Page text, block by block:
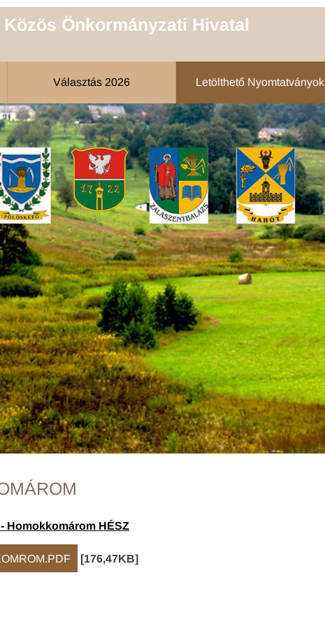
Közös Önkormányzati Hivatal
Választás 2026 Letölthető Nyomtatványok
Homokkomárom HÉSZ
[176,47KB]